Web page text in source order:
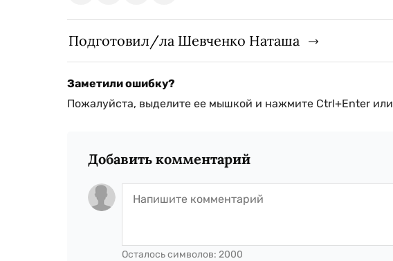
Подготовил/ла Шевченко Наташа
Заметили ошибку?
Пожалуйста, выделите ее мышкой и нажмите Ctrl+Enter или
Добавить комментарий
Осталось символов: 2000